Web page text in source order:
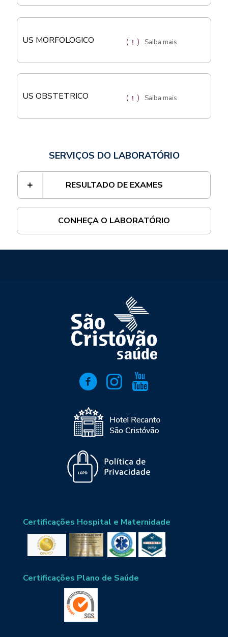
US MORFOLOGICO Saiba mais
US OBSTETRICO Saiba mais
SERVIÇOS DO LABORATÓRIO
RESULTADO DE EXAMES
CONHEÇA O LABORATÓRIO
Certificações Hospital e Maternidade
Certificações Plano de Saúde